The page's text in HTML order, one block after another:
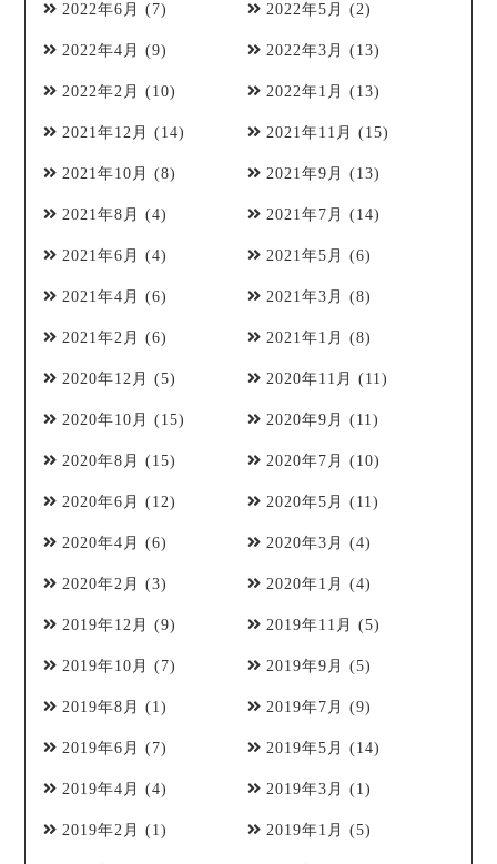
2022年6月 (7) 2022年5月 (2)
2022年4月 (9) 2022年3月 (13)
2022年2月 (10) 2022年1月 (13)
2021年12月 (14) 2021年11月 (15)
2021年10月 (8) 2021年9月 (13)
2021年8月 (4) 2021年7月 (14)
2021年6月 (4) 2021年5月 (6)
2021年4月 (6) 2021年3月 (8)
2021年2月 (6) 2021年1月 (8)
2020年12月 (5) 2020年11月 (11)
2020年10月 (15) 2020年9月 (11)
2020年8月 (15) 2020年7月 (10)
2020年6月 (12) 2020年5月 (11)
2020年4月 (6) 2020年3月 (4)
2020年2月 (3) 2020年1月 (4)
2019年12月 (9) 2019年11月 (5)
2019年10月 (7) 2019年9月 (5)
2019年8月 (1) 2019年7月 (9)
2019年6月 (7) 2019年5月 (14)
2019年4月 (4) 2019年3月 (1)
2019年2月 (1) 2019年1月 (5)